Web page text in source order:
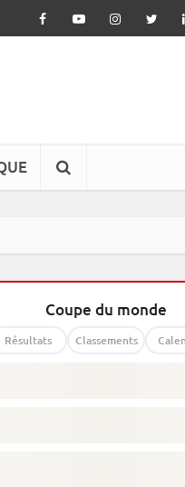
Coupe du monde
Résultats Classements